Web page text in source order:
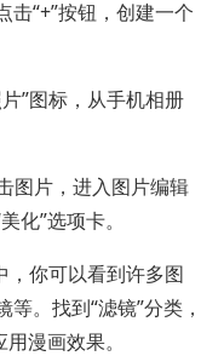
“+”按钮，创建一个
”图标，从手机相册
图片，进入图片编辑
化”选项卡。
，你可以看到许多图
。找到“滤镜”分类，
漫画效果。